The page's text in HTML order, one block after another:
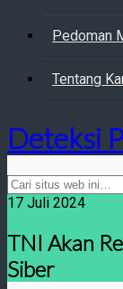
Pedoman
Tentang
Deteksi
17 Juli 2024
TNI Akan
Siber